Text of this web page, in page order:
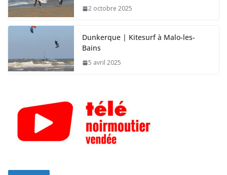
2 octobre 2025
Dunkerque | Kitesurf à Malo-les-
Bains
5 avril 2025